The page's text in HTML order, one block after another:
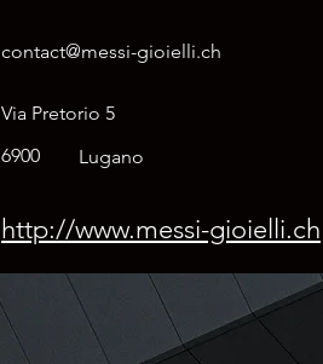
contact@messi-gioielli.ch
Via Pretorio 5
6900
Lugano
http://www.messi-gioielli.ch